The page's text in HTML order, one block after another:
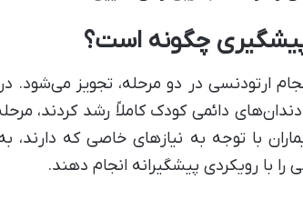
چگونه است؟
ارتودنسی در دو مرحله، تجویز
دندان‌های دائمی کودک کاملاً رشد
با توجه به نیازهای خاصی که
را با رویکردی پیشگیرانه انجام دهند.